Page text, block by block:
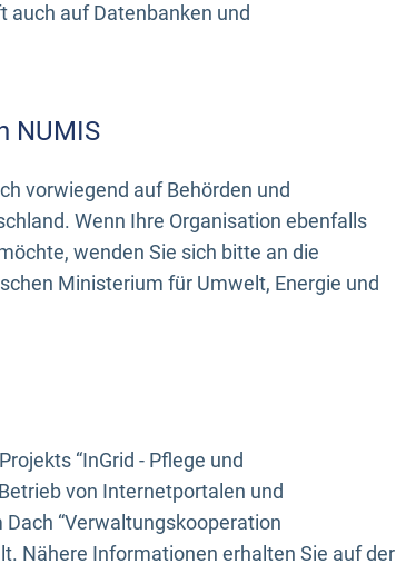
auf Datenbanken und
NUMIS
vorwiegend auf Behörden und
Wenn Ihre Organisation ebenfalls
wenden Sie sich bitte an die
Ministerium für Umwelt, Energie und
“InGrid - Pflege und
von Internetportalen und
“Verwaltungskooperation
Nähere Informationen erhalten Sie auf der